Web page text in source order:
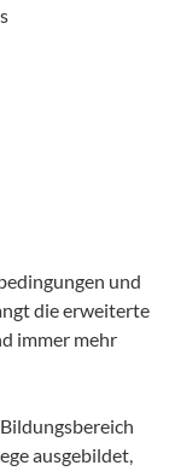
und
die erweiterte
immer mehr
ausgebildet,